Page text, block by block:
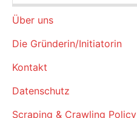
Über uns
Die Gründerin/Initiatorin
Kontakt
Datenschutz
Scraping & Crawling Policy